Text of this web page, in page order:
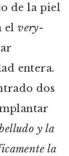
de la piel
elvery-
entera.
dos
y la
la